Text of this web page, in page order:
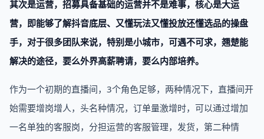
其次是运营，招募具备基础的运营并不是难事，核心是大运
营，即能够了解抖音底层、又懂玩法又懂投放还懂选品的操盘
手，对于很多团队来说，特别是小城市，可遇不可求，翘楚能
解决的途径，要么外界高薪聘请，要么内部培养。
作为一个初期的直播间，3个角色足够，两种情况下，直播间开
始需要增岗增人，头名种情况，订单量激增时，可以通过增加
一名单独的客服岗，分担运营的客服管理，发货，第二种情